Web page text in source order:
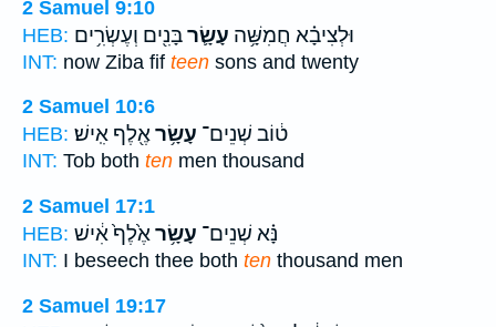
2 Samuel 9:10
HEB:
וּלְצִיבָ֗א חֲמִשָּׁ֥ה עָשָׂ֛רבָּנִ֖ים וְעֶשְׂרִ֥ים
INT: now Ziba fif teen sons and twenty
2 Samuel 10:6
HEB:
ט֔וֹב שְׁנֵים־ עָשָׂ֥ראֶ֖לֶף אִֽישׁ׃
INT: Tob both ten men thousand
2 Samuel 17:1
HEB:
נָּ֗א שְׁנֵים־ עָשָׂ֥ראֶ֙לֶף֙ אִ֔ישׁ
INT: I beseech thee both ten thousand men
2 Samuel 19:17